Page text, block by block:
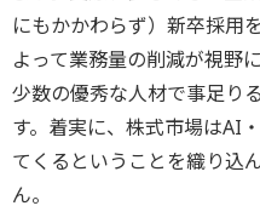
にもかかわらず）新卒採用
よって業務量の削減が視野
少数の優秀な人材で事足り
す。着実に、株式市場はAI
てくるということを織り込
ん。